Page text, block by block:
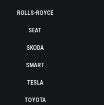
ROLLS-ROYCE
SEAT
SKODA
SMART
TESLA
TOYOTA